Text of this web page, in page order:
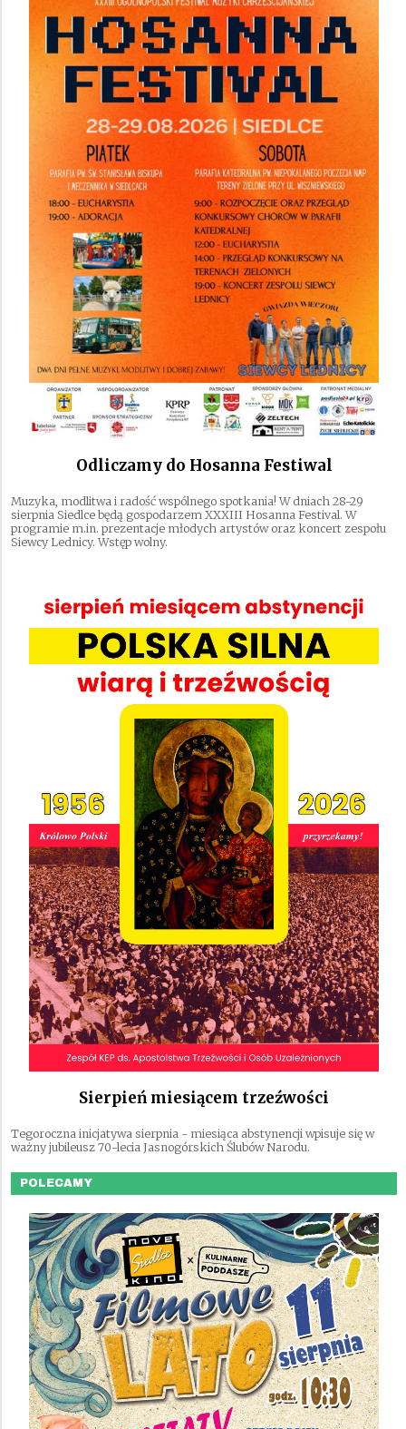
Odliczamy do Hosanna Festiwal
Muzyka, modlitwa i radość wspólnego spotkania! W dniach 28-29
sierpnia Siedlce będą gospodarzem XXXIII Hosanna Festival. W
programie m.in. prezentacje młodych artystów oraz koncert zespołu
Siewcy Lednicy. Wstęp wolny.
Sierpień miesiącem trzeźwości
Tegoroczna inicjatywa sierpnia - miesiąca abstynencji wpisuje się w
ważny jubileusz 70-lecia Jasnogórskich Ślubów Narodu.
POLECAMY